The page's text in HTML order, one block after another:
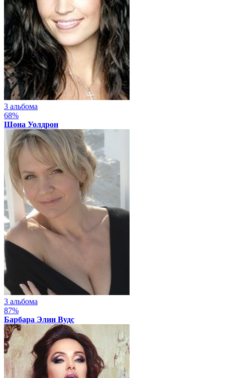
3 альбома
68%
Шона Уолдрон
3 альбома
87%
Барбара Элин Вудс